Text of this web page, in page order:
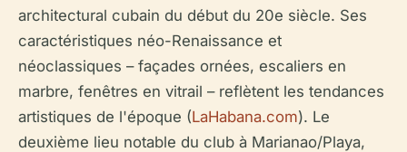
architectural cubain du début du 20e siècle. Ses
caractéristiques néo-Renaissance et
néoclassiques – façades ornées, escaliers en
marbre, fenêtres en vitrail – reflètent les tendances
artistiques de l'époque (LaHabana.com). Le
deuxième lieu notable du club à Marianao/Playa,